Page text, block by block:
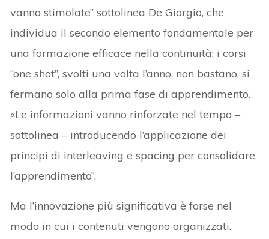
vanno stimolate” sottolinea De Giorgio, che
individua il secondo elemento fondamentale per
una formazione efficace nella continuità: i corsi
“one shot”, svolti una volta l’anno, non bastano, si
fermano solo alla prima fase di apprendimento.
«Le informazioni vanno rinforzate nel tempo –
sottolinea – introducendo l’applicazione dei
principi di interleaving e spacing per consolidare
l’apprendimento”.
Ma l’innovazione più significativa è forse nel
modo in cui i contenuti vengono organizzati.